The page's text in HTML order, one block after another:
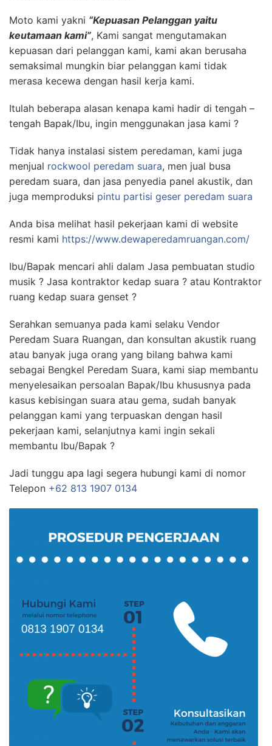
Moto kami yakni “Kepuasan Pelanggan yaitu
keutamaan kami”, Kami sangat mengutamakan
kepuasan dari pelanggan kami, kami akan berusaha
semaksimal mungkin biar pelanggan kami tidak
merasa kecewa dengan hasil kerja kami.
Itulah beberapa alasan kenapa kami hadir di tengah –
tengah Bapak/Ibu, ingin menggunakan jasa kami ?
Tidak hanya instalasi sistem peredaman, kami juga
menjual rockwool peredam suara, men jual busa
peredam suara, dan jasa penyedia panel akustik, dan
juga memproduksi pintu partisi geser peredam suara
Anda bisa melihat hasil pekerjaan kami di website
resmi kami https://www.dewaperedamruangan.com/
Ibu/Bapak mencari ahli dalam Jasa pembuatan studio
musik ? Jasa kontraktor kedap suara ? atau Kontraktor
ruang kedap suara genset ?
Serahkan semuanya pada kami selaku Vendor
Peredam Suara Ruangan, dan konsultan akustik ruang
atau banyak juga orang yang bilang bahwa kami
sebagai Bengkel Peredam Suara, kami siap membantu
menyelesaikan persoalan Bapak/Ibu khususnya pada
kasus kebisingan suara atau gema, sudah banyak
pelanggan kami yang terpuaskan dengan hasil
pekerjaan kami, selanjutnya kami ingin sekali
membantu Ibu/Bapak ?
Jadi tunggu apa lagi segera hubungi kami di nomor
Telepon +62 813 1907 0134